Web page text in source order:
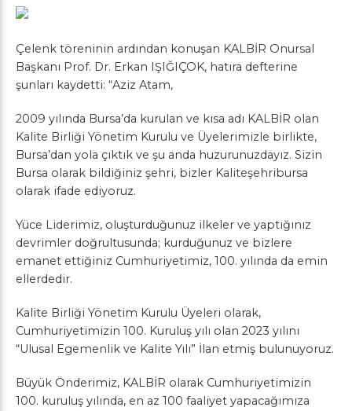
Çelenk töreninin ardından konuşan KALBİR Onursal
Başkanı Prof. Dr. Erkan IŞIĞIÇOK, hatıra defterine
şunları kaydetti: “Aziz Atam,
2009 yılında Bursa’da kurulan ve kısa adı KALBİR olan
Kalite Birliği Yönetim Kurulu ve Üyelerimizle birlikte,
Bursa’dan yola çıktık ve şu anda huzurunuzdayız. Sizin
Bursa olarak bildiğiniz şehri, bizler Kaliteşehribursa
olarak ifade ediyoruz.
Yüce Liderimiz, oluşturduğunuz ilkeler ve yaptığınız
devrimler doğrultusunda; kurduğunuz ve bizlere
emanet ettiğiniz Cumhuriyetimiz, 100. yılında da emin
ellerdedir.
Kalite Birliği Yönetim Kurulu Üyeleri olarak,
Cumhuriyetimizin 100. Kuruluş yılı olan 2023 yılını
“Ulusal Egemenlik ve Kalite Yılı” İlan etmiş bulunuyoruz.
Büyük Önderimiz, KALBİR olarak Cumhuriyetimizin
100. kuruluş yılında, en az 100 faaliyet yapacağımıza